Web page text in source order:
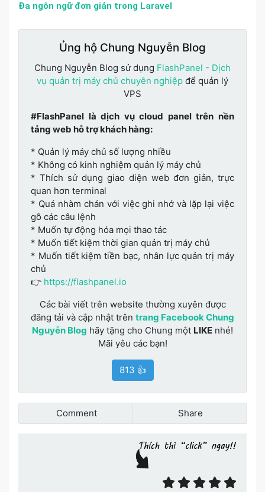
Đa ngôn ngữ đơn giản trong Laravel
Ủng hộ Chung Nguyễn Blog
Chung Nguyễn Blog sử dụng FlashPanel - Dịch
vụ quản trị máy chủ chuyên nghiệp để quản lý
VPS
#FlashPanel là dịch vụ cloud panel trên nền
tảng web hỗ trợ khách hàng:
* Quản lý máy chủ số lượng nhiều
* Không có kinh nghiệm quản lý máy chủ
* Thích sử dụng giao diện web đơn giản, trực
quan hơn terminal
* Quá nhàm chán với việc ghi nhớ và lặp lại việc
gõ các câu lệnh
* Muốn tự động hóa mọi thao tác
* Muốn tiết kiệm thời gian quản trị máy chủ
* Muốn tiết kiệm tiền bạc, nhân lực quản trị máy
chủ
👉 https://flashpanel.io
Các bài viết trên website thường xuyên được
đăng tải và cập nhật trên trang Facebook Chung
Nguyễn Blog hãy tặng cho Chung một LIKE nhé!
Mãi yêu các bạn!
813 👍
Comment Share
Đánh giá bài viết